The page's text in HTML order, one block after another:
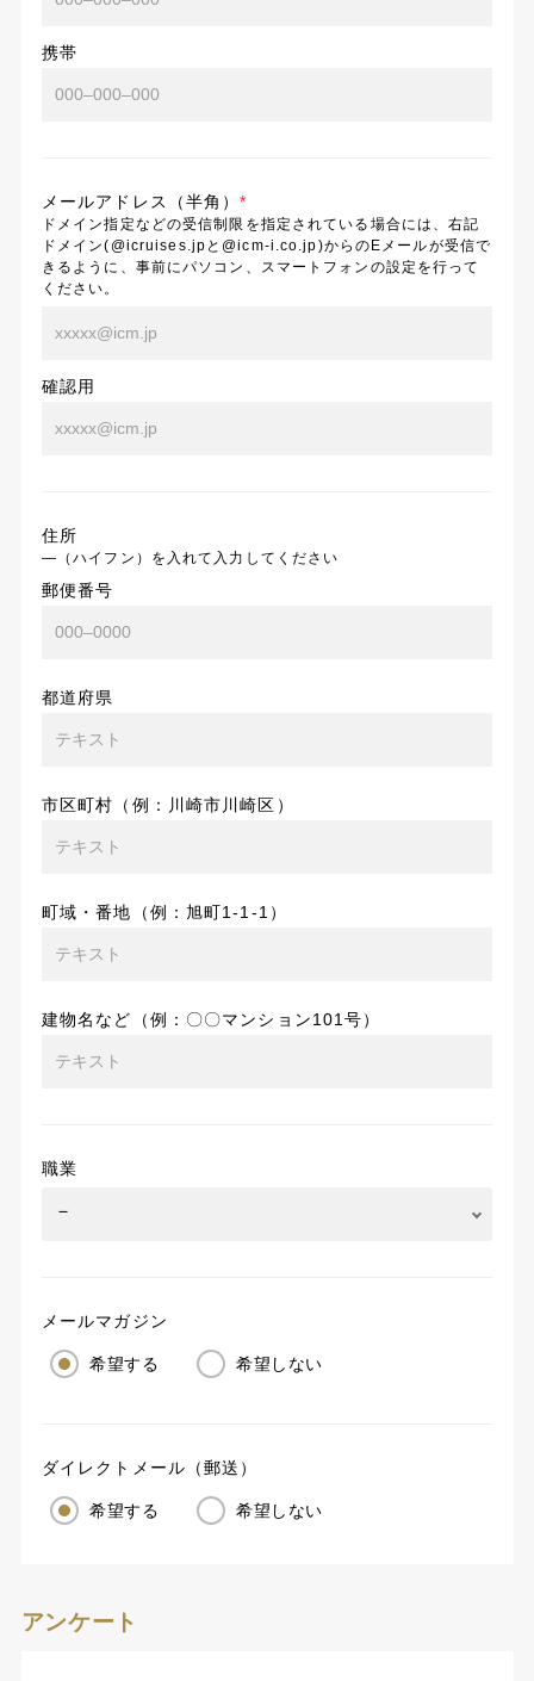
携帯
メールアドレス（半角）*
ドメイン指定などの受信制限を指定されている場合には、右記
ドメイン(@icruises.jpと@icm-i.co.jp)からのEメールが受信で
きるように、事前にパソコン、スマートフォンの設定を行って
ください。
確認用
住所
―（ハイフン）を入れて入力してください
郵便番号
都道府県
市区町村（例：川崎市川崎区）
町域・番地（例：旭町1-1-1）
建物名など（例：〇〇マンション101号）
職業
メールマガジン
希望する 希望しない
ダイレクトメール（郵送）
希望する 希望しない
アンケート